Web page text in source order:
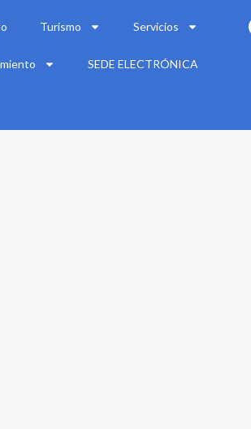
Turismo Servicios
SEDE ELECTRÓNICA